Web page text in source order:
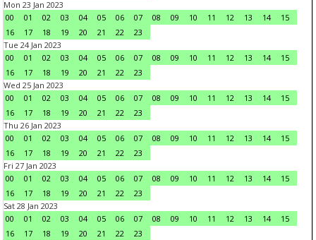
Mon 23 Jan 2023
00
01 02 03 04 05 06 07 08 09 10 11 12 13 14
15
16
17 18 19 20 21 22
23
Tue 24 Jan 2023
00
01 02 03 04 05 06 07 08 09 10 11 12 13 14
15
16
17 18 19 20 21 22
23
Wed 25 Jan 2023
00
01 02 03 04 05 06 07 08 09 10 11 12 13 14
15
16
17 18 19 20 21 22
23
Thu 26 Jan 2023
00
01 02 03 04 05 06 07 08 09 10 11 12 13 14
15
16
17 18 19 20 21 22
23
Fri 27 Jan 2023
00
01 02 03 04 05 06 07 08 09 10 11 12 13 14
15
16
17 18 19 20 21 22
23
Sat 28 Jan 2023
00
01 02 03 04 05 06 07 08 09 10 11 12 13 14
15
16
17 18 19 20 21 22
23